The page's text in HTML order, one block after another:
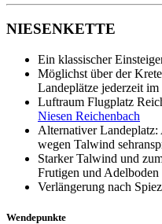
NIESENKETTE
Ein klassischer
Möglichst über der
Landeplätze jederzeit
Luftraum Flugplatz
Niesen Reichenbach
Alternativer
wegen Talwind
Starker Talwind und
Frutigen und Adelboden
Verlängerung nach
Wendepunkte